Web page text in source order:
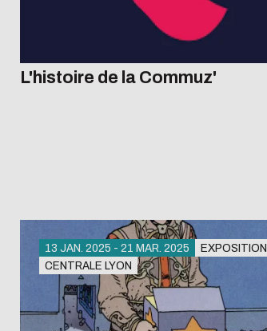
L'histoire de la Commuz'
13 JAN. 2025 - 21 MAR. 2025
EXPOSITION
CENTRALE LYON